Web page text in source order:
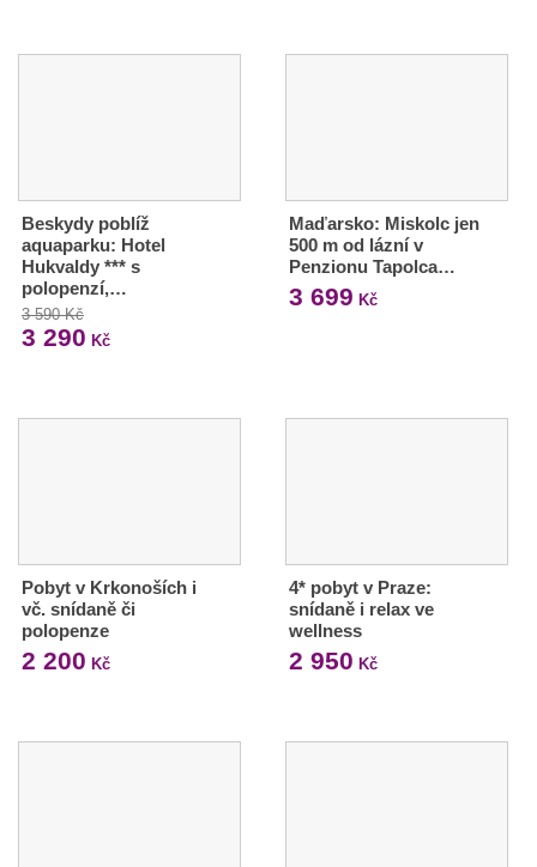
Beskydy poblíž
aquaparku: Hotel
Hukvaldy *** s
polopenzí,…
3 590 Kč
3 290 Kč
Maďarsko: Miskolc jen
500 m od lázní v
Penzionu Tapolca…
3 699 Kč
Pobyt v Krkonoších i
vč. snídaně či
polopenze
2 200 Kč
4* pobyt v Praze:
snídaně i relax ve
wellness
2 950 Kč